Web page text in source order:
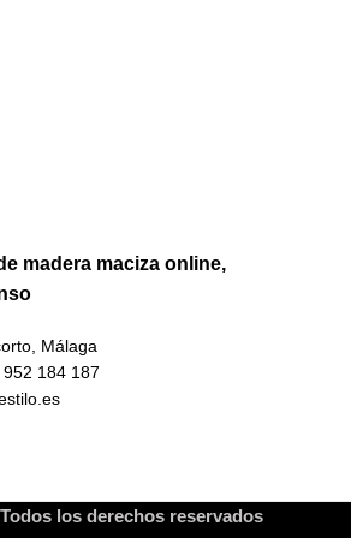
madera maciza online,
Málaga
184 187
los derechos reservados